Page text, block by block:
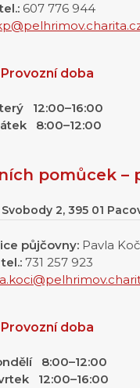
607 776 944
Provozní doba
12:00–16:00
8:00–12:00
pomůcek –
2, 395 01
půjčovny: Pavla
tel.: 731 257 923
Provozní doba
8:00–12:00
12:00–16:00